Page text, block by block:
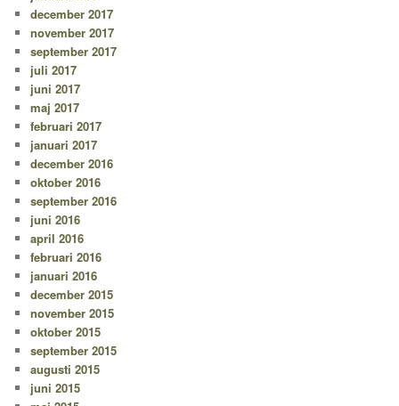
december 2017
november 2017
september 2017
juli 2017
juni 2017
maj 2017
februari 2017
januari 2017
december 2016
oktober 2016
september 2016
juni 2016
april 2016
februari 2016
januari 2016
december 2015
november 2015
oktober 2015
september 2015
augusti 2015
juni 2015